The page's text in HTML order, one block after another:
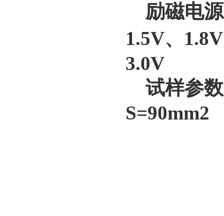
励磁电源
1.5V、
3.0V
试样参数
S=90mm2